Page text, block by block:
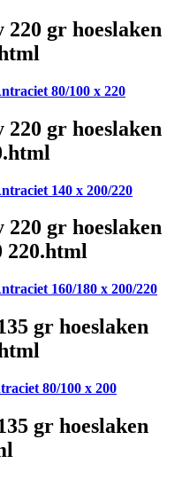
220 gr hoeslaken
80/100 x 220
220 gr hoeslaken
140 x 200/220
220 gr hoeslaken
220.html
160/180 x 200/220
gr hoeslaken
80/100 x 200
gr hoeslaken